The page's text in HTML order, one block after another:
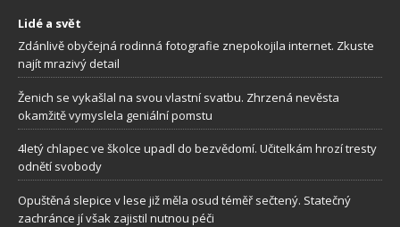
Lidé a svět
Zdánlivě obyčejná rodinná fotografie znepokojila internet. Zkuste
najít mrazivý detail
Ženich se vykašlal na svou vlastní svatbu. Zhrzená nevěsta
okamžitě vymyslela geniální pomstu
4letý chlapec ve školce upadl do bezvědomí. Učitelkám hrozí tresty
odnětí svobody
Opuštěná slepice v lese již měla osud téměř sečtený. Statečný
zachránce jí však zajistil nutnou péči